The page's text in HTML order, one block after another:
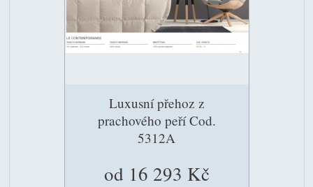
Luxusní přehoz z
prachového peří Cod.
5312A
od 16 293 Kč